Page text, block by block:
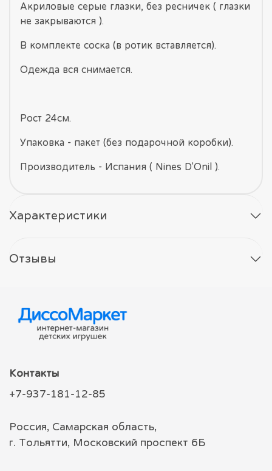
Акриловые серые глазки, без ресничек ( глазки
не закрываются ).
В комплекте соска (в ротик вставляется).
Одежда вся снимается.
Рост 24см.
Упаковка - пакет (без подарочной коробки).
Производитель - Испания ( Nines D'Onil ).
Характеристики
Отзывы
Контакты
+7-937-181-12-85
Россия, Самарская область,
г. Тольятти, Московский проспект 6Б